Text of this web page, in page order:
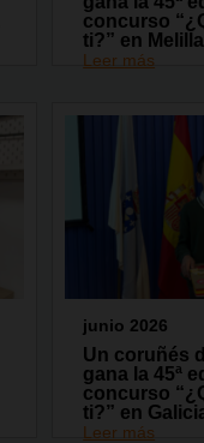
concurso
ti?” en Melilla
Leer más
junio 2026
Un coruñés
gana la 45ª
concurso
ti?” en
Leer más